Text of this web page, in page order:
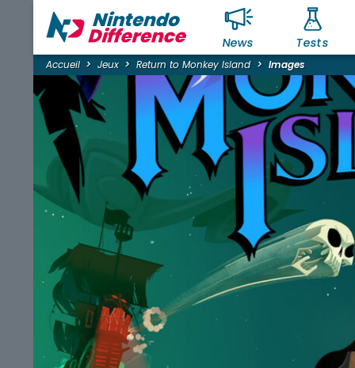
News Tests
Accueil Jeux Return to Monkey Island Images